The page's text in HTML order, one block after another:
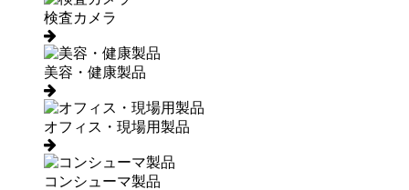
検査カメラ
美容・健康製品
オフィス・現場用製品
コンシューマ製品